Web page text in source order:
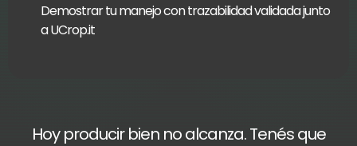
Demostrar tu manejo con trazabilidad validada junto
a UCrop.it
Hoy producir bien no alcanza. Tenés que